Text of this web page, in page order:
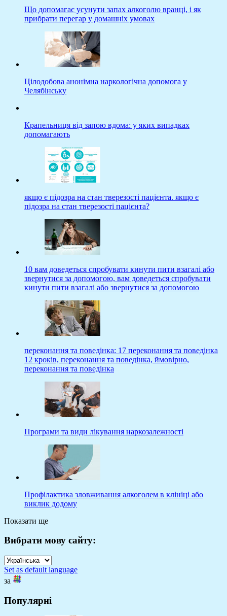
Що допомагає усунути запах алкоголю вранці, і як
прибрати перегар у домашніх умовах
Цілодобова анонімна наркологічна допомога у
Челябінську
Крапельниця від запою вдома: у яких випадках
допомагають
якщо є підозра на стан тверезості пацієнта. якщо є
підозра на стан тверезості пацієнта?
10 вам доведеться спробувати кинути пити взагалі або
звернутися за допомогою, вам доведеться спробувати
кинути пити взагалі або звернутися за допомогою
переконання та поведінка: 17 переконання та поведінка
12 кроків, переконання та поведінка, ймовірно,
переконання та поведінка
Програми та види лікування наркозалежності
Профілактика зловживання алкоголем в клініці або
виклик додому
Показати ще
Вибрати мову сайту:
Set as default language
за
Популярні